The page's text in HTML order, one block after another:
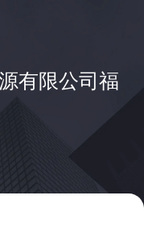
有限公司福